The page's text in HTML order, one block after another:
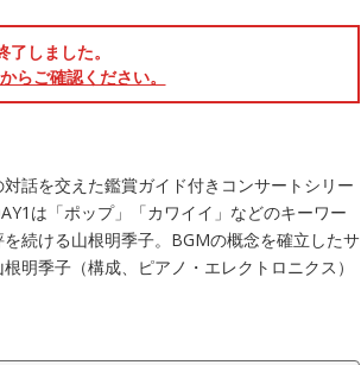
しました。
らご確認ください。
話を交えた鑑賞ガイド付きコンサートシリー
は「ポップ」「カワイイ」などのキーワー
続ける山根明季子。BGMの概念を確立したサ
明季子（構成、ピアノ・エレクトロニクス）